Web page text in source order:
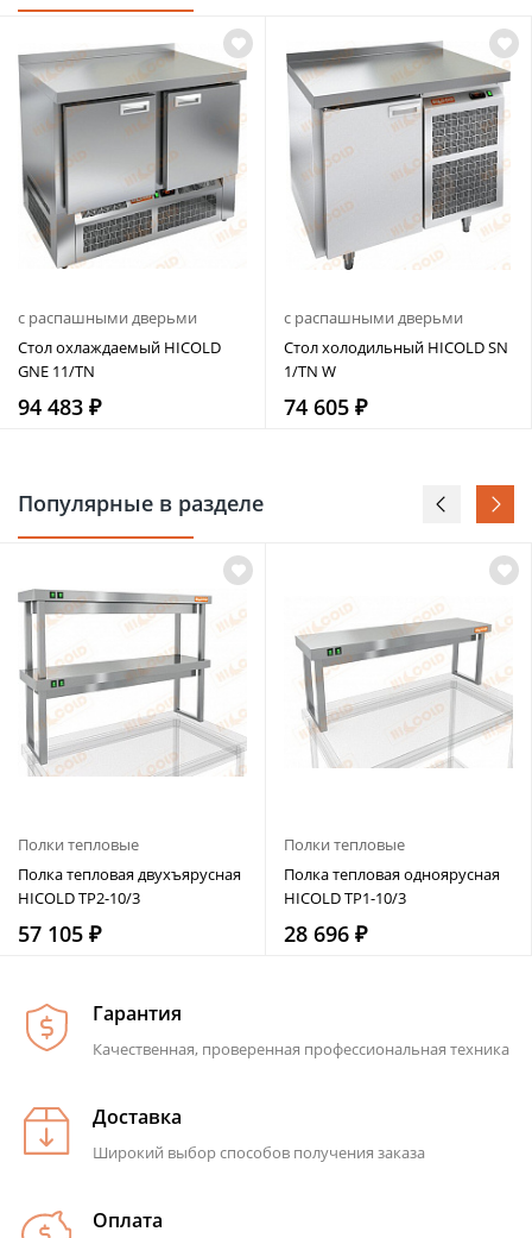
с распашными дверьми
Стол охлаждаемый HICOLD
GNE 11/TN
94 483 ₽
с распашными дверьми
Стол холодильный HICOLD SN
1/TN W
74 605 ₽
Популярные в разделе
Полки тепловые
Полка тепловая двухъярусная
HICOLD TP2-10/3
57 105 ₽
Полки тепловые
Полка тепловая одноярусная
HICOLD TP1-10/3
28 696 ₽
Гарантия
Качественная, проверенная профессиональная техника
Доставка
Широкий выбор способов получения заказа
Оплата